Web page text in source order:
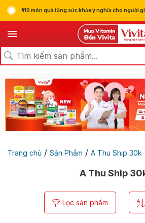
#10 món quà tặng sức khỏe ý nghĩa cho người
Trang chủ / Sản Phẩm / A Thu Ship 30k
A Thu Ship
Lọc sản phẩm